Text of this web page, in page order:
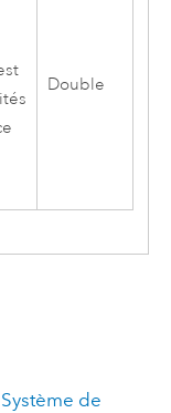
Double
Système de